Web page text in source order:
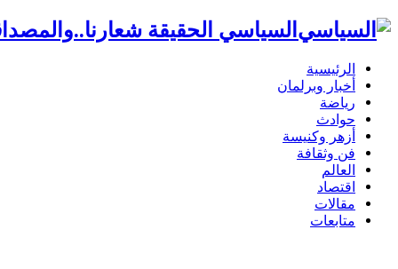
السياسي الحقيقة
الرئيسية
أخبار وبرلمان
رياضة
حوادث
أزهر وكنيسة
فن وثقافة
العالم
اقتصاد
مقالات
متابعات